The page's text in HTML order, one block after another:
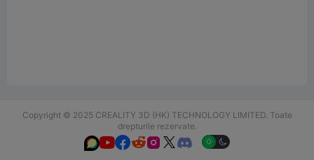
Copyright © 2025 CREALITY 3D (HK) TECHNOLOGY LIMITED. Toate
drepturile rezervate.
  